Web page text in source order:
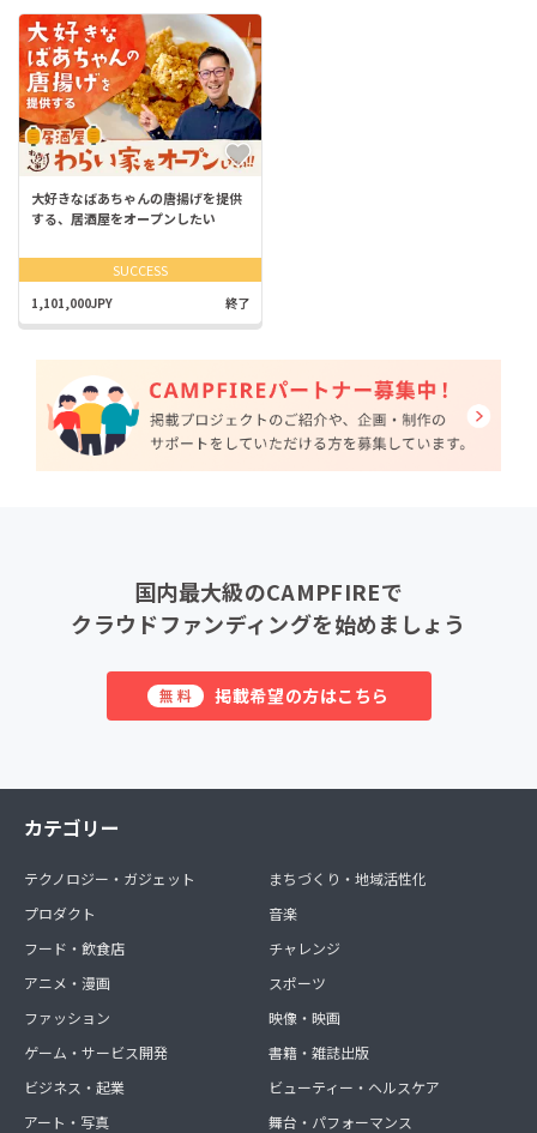
大好きなばあちゃんの唐揚げを提供
する、居酒屋をオープンしたい
SUCCESS
1,101,000JPY 終了
国内最大級のCAMPFIREで
クラウドファンディングを始めましょう
無料 掲載希望の方はこちら
カテゴリー
テクノロジー・ガジェット
プロダクト
フード・飲食店
アニメ・漫画
ファッション
ゲーム・サービス開発
ビジネス・起業
アート・写真
まちづくり・地域活性化
音楽
チャレンジ
スポーツ
映像・映画
書籍・雑誌出版
ビューティー・ヘルスケア
舞台・パフォーマンス